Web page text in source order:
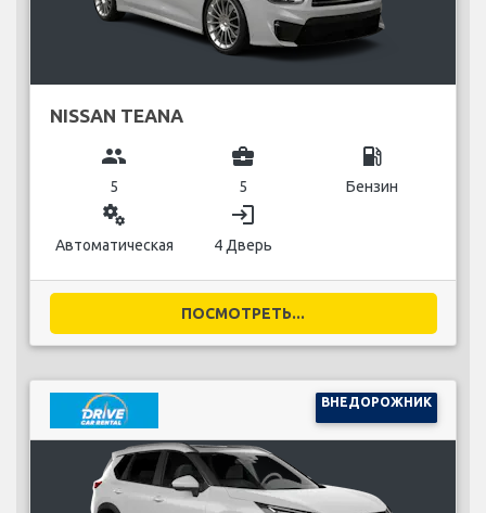
NISSAN TEANA
group
5
business_center
5
local_gas_station
Бензин
miscellaneous_services
Автоматическая
login
4 Дверь
ПОСМОТРЕТЬ...
ВНЕДОРОЖНИК